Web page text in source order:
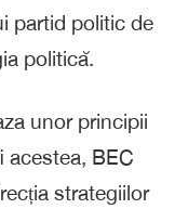
partid politic de
politică.
unor principii
acestea, BEC
strategiilor